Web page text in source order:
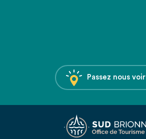
Passez nous voir